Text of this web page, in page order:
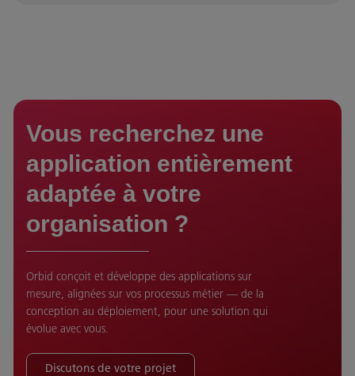
Vous recherchez une
application entièrement
adaptée à votre
organisation ?
Orbid conçoit et développe des applications sur
mesure, alignées sur vos processus métier — de la
conception au déploiement, pour une solution qui
évolue avec vous.
Discutons de votre projet